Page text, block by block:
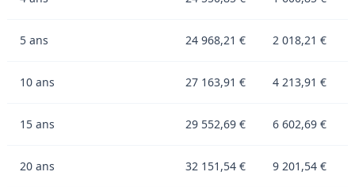
5 ans 24 968,21 € 2 018,21 €
10 ans 27 163,91 € 4 213,91 €
15 ans 29 552,69 € 6 602,69 €
20 ans 32 151,54 € 9 201,54 €